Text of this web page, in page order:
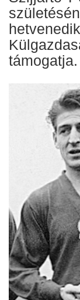
támogatja.